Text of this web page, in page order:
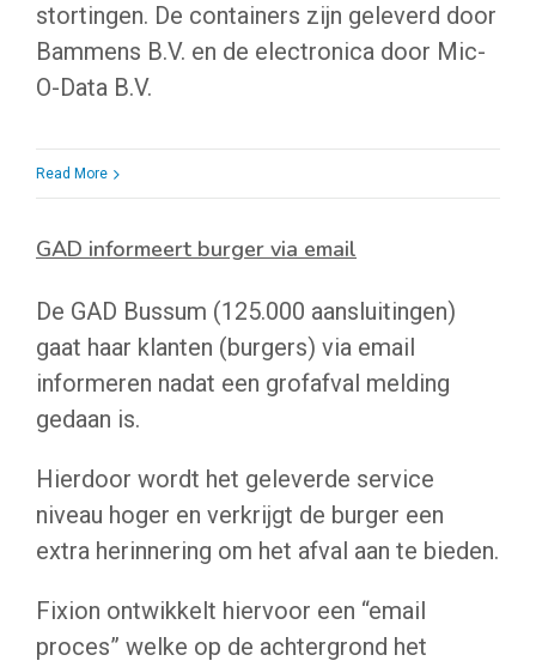
stortingen. De containers zijn geleverd door
Bammens B.V. en de electronica door Mic-
O-Data B.V.
Read More
GAD informeert burger via email
De GAD Bussum (125.000 aansluitingen)
gaat haar klanten (burgers) via email
informeren nadat een grofafval melding
gedaan is.
Hierdoor wordt het geleverde service
niveau hoger en verkrijgt de burger een
extra herinnering om het afval aan te bieden.
Fixion ontwikkelt hiervoor een “email
proces” welke op de achtergrond het